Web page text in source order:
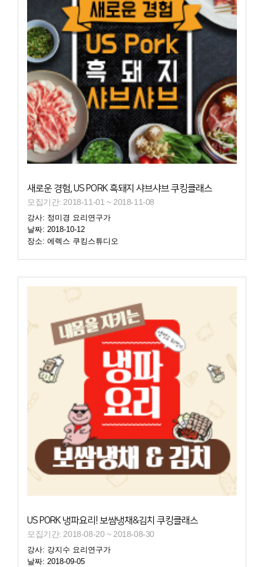
새로운 경험, US PORK 흑돼지 샤브샤브 쿠킹클래스
모집기간: 2018-11-01 ~ 2018-11-08
강사: 정미경 요리연구가
날짜: 2018-10-12
장소: 에렉스 쿠킹스튜디오
US PORK 냉파요리! 보쌈냉채&김치 쿠킹클래스
모집기간: 2018-08-20 ~ 2018-08-30
강사: 강지수 요리연구가
날짜: 2018-09-05